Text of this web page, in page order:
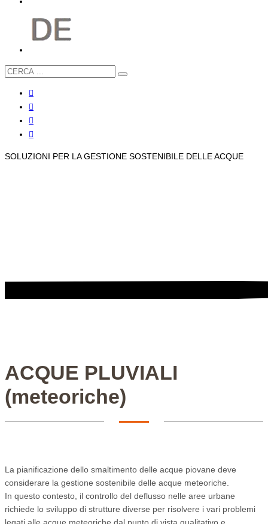
SOLUZIONI PER LA GESTIONE SOSTENIBILE DELLE ACQUE
ACQUE PLUVIALI
(meteoriche)
La pianificazione dello smaltimento delle acque piovane deve
considerare la gestione sostenibile delle acque meteoriche.
In questo contesto, il controllo del deflusso nelle aree urbane
richiede lo sviluppo di strutture diverse per risolvere i vari problemi